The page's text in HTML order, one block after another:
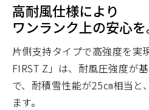
高耐風仕様により
ワンランク上の安心を
片側支持タイプで高強度を実
FIRST Z」は、耐風圧強度が
で、耐積雪性能が25㎝相当と
ます。